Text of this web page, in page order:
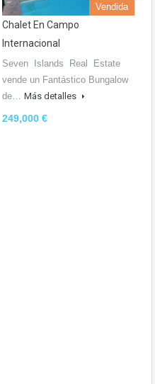
Vendida
Chalet En Campo
Internacional
Seven Islands Real Estate
vende un Fantástico Bungalow
de… Más detalles
249,000 €